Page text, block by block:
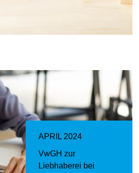
APRIL 2024
VwGH zur
Liebhaberei bei